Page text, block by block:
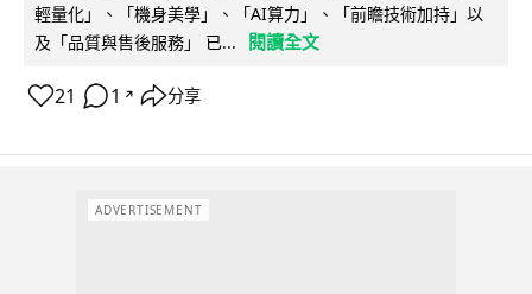
輕量化」、「機身美學」、「AI算力」、「前瞻技術加持」以
及「品質與售後服務」 已...
閱讀全文
21 1 ↗ 分享
ADVERTISEMENT